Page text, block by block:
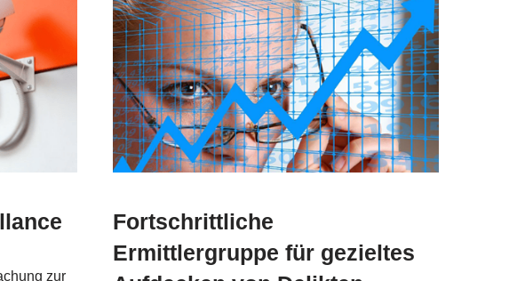
zur
Fortschrittliche
Ermittlergruppe für gezieltes